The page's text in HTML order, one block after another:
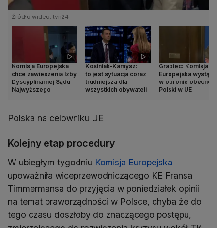
Źródło wideo: tvn24
Komisja Europejska
chce zawieszenia Izby
Dyscyplinarnej Sądu
Najwyższego
Kosiniak-Kamysz:
to jest sytuacja coraz
trudniejsza dla
wszystkich obywateli
Grabiec: Komisja
Europejska
w obronie
Polski w UE
Polska na celowniku UE
Kolejny etap procedury
W ubiegłym tygodniu Komisja Europejska
upoważniła wiceprzewodniczącego KE Fransa
Timmermansa do przyjęcia w poniedziałek opinii
na temat praworządności w Polsce, chyba że do
tego czasu doszłoby do znaczącego postępu,